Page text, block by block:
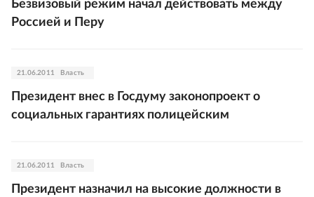
Безвизовый режим начал действовать между
Россией и Перу
21.06.2011 Власть
Президент внес в Госдуму законопроект о
социальных гарантиях полицейским
21.06.2011 Власть
Президент назначил на высокие должности в